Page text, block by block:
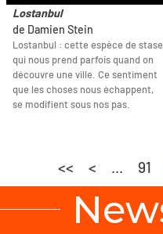
Lostanbul
de Damien Stein
Lostanbul : cette espèce de stase
qui nous prend parfois quand on
découvre une ville. Ce sentiment
que les choses nous échappent,
se modifient sous nos pas.
<< < ... 91